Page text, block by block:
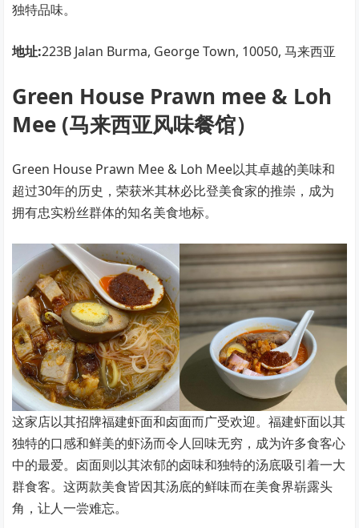
独特品味。
地址:223B Jalan Burma, George Town, 10050, 马来西亚
Green House Prawn mee & Loh
Mee (马来西亚风味餐馆）
Green House Prawn Mee & Loh Mee以其卓越的美味和
超过30年的历史，荣获米其林必比登美食家的推崇，成为
拥有忠实粉丝群体的知名美食地标。
这家店以其招牌福建虾面和卤面而广受欢迎。福建虾面以其
独特的口感和鲜美的虾汤而令人回味无穷，成为许多食客心
中的最爱。卤面则以其浓郁的卤味和独特的汤底吸引着一大
群食客。这两款美食皆因其汤底的鲜味而在美食界崭露头
角，让人一尝难忘。